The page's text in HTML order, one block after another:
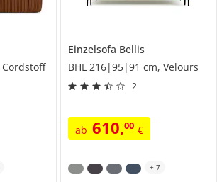
Einzelsofa Bellis
BHL 216|95|91 cm, Velours
2
ab 610,00 €
+ 7